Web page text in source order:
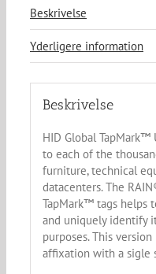
Beskrivelse
Yderligere information
Beskrivelse
HID Global TapMark™
to each of the
furniture, technical
datacenters. The
TapMark™ tags helps
and uniquely identify
purposes. This
affixation with a sigle